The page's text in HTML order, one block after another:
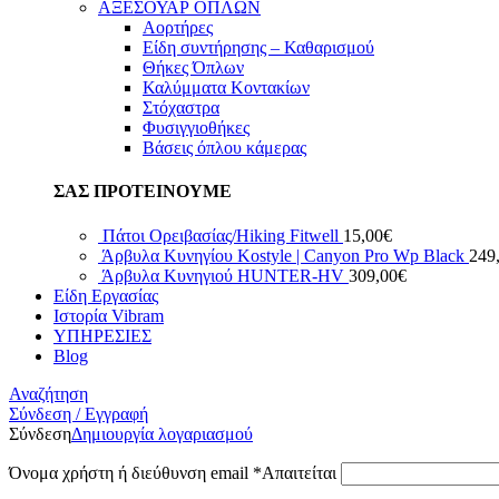
ΑΞΕΣΟΥΑΡ ΟΠΛΩΝ
Αορτήρες
Είδη συντήρησης – Καθαρισμού
Θήκες Όπλων
Καλύμματα Κοντακίων
Στόχαστρα
Φυσιγγιοθήκες
Βάσεις όπλου κάμερας
ΣΑΣ ΠΡΟΤΕΙΝΟΥΜΕ
Πάτοι Ορειβασίας/Hiking Fitwell 15,00€
Άρβυλα Κυνηγίου Kostyle | Canyon Pro Wp Black
Άρβυλα Κυνηγιού HUNTER-HV 309,00€
Είδη Εργασίας
Ιστορία Vibram
ΥΠΗΡΕΣΙΕΣ
Blog
Αναζήτηση
Σύνδεση / Εγγραφή
ΣύνδεσηΔημιουργία λογαριασμού
Όνομα χρήστη ή διεύθυνση email *Απαιτείται